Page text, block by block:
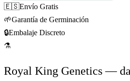
🇪🇸Envío Gratis
🌱Garantía de Germinación
🔒Embalaje Discreto
⚗
Royal King Genetics —